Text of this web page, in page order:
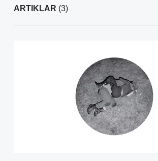
ARTIKLAR (3)